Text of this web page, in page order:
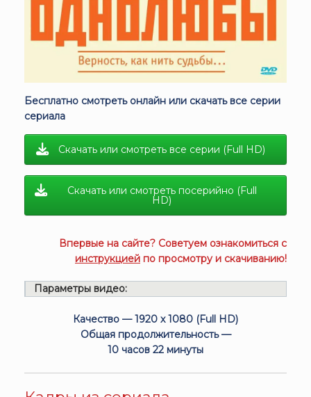
Бесплатно смотреть онлайн или скачать все серии
сериала
Скачать или смотреть все серии (Full HD)
Скачать или смотреть посерийно (Full
HD)
Впервые на сайте? Советуем ознакомиться с
инструкцией по просмотру и скачиванию!
Параметры видео:
Качество — 1920 x 1080 (Full HD)
Общая продолжительность —
10 часов 22 минуты